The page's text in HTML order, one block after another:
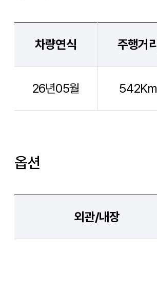
차량연식 주행거리
26년05월 542Km
옵션
외관/내장